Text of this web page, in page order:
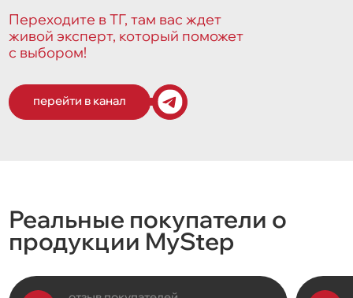
Переходите в ТГ, там вас ждет
живой эксперт, который поможет
с выбором!
перейти в канал
Реальные покупатели о
продукции MyStep